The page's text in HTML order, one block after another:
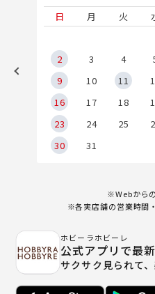
日
月 火
2
3 4
9
10 11
16
17 18
23
24 25
30
31
※Webから
※各実店舗の営業時間
ホビーラホビーレ
公式アプリで最
サクサク見られて